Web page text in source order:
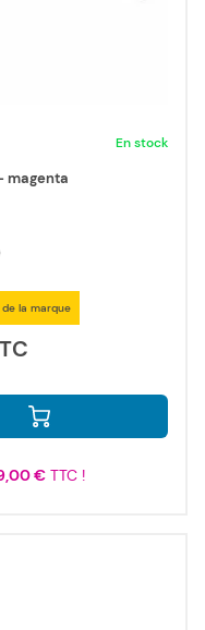
En stock
magenta
la marque
€TTC !